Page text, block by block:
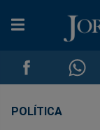
Compartilhar
POLÍTICA